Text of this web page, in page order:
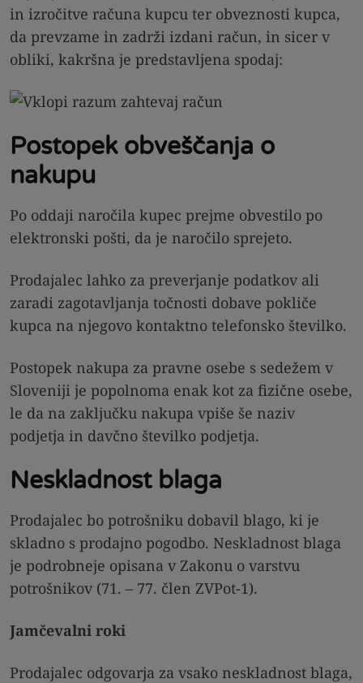
in izročitve računa kupcu ter obveznosti kupca,
da prevzame in zadrži izdani račun, in sicer v
obliki, kakršna je predstavljena spodaj:
Postopek obveščanja o
nakupu
Po oddaji naročila kupec prejme obvestilo po
elektronski pošti, da je naročilo sprejeto.
Prodajalec lahko za preverjanje podatkov ali
zaradi zagotavljanja točnosti dobave pokliče
kupca na njegovo kontaktno telefonsko številko.
Postopek nakupa za pravne osebe s sedežem v
Sloveniji je popolnoma enak kot za fizične osebe,
le da na zaključku nakupa vpiše še naziv
podjetja in davčno številko podjetja.
Neskladnost blaga
Prodajalec bo potrošniku dobavil blago, ki je
skladno s prodajno pogodbo. Neskladnost blaga
je podrobneje opisana v Zakonu o varstvu
potrošnikov (71. – 77. člen ZVPot-1).
Jamčevalni roki
Prodajalec odgovarja za vsako neskladnost blaga,